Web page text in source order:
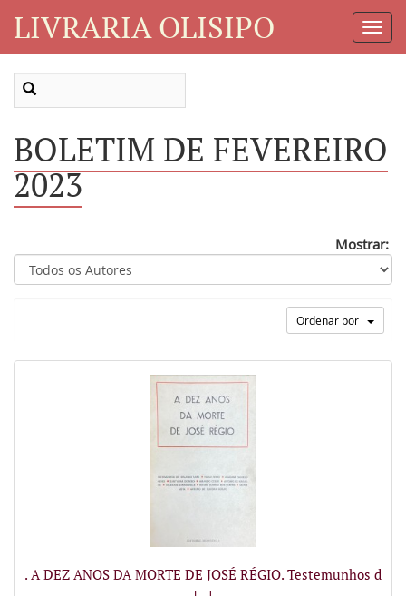
LIVRARIA OLISIPO
BOLETIM DE FEVEREIRO
2023
Mostrar:
Ordenar por
. A DEZ ANOS DA MORTE DE JOSÉ RÉGIO. Testemunhos d